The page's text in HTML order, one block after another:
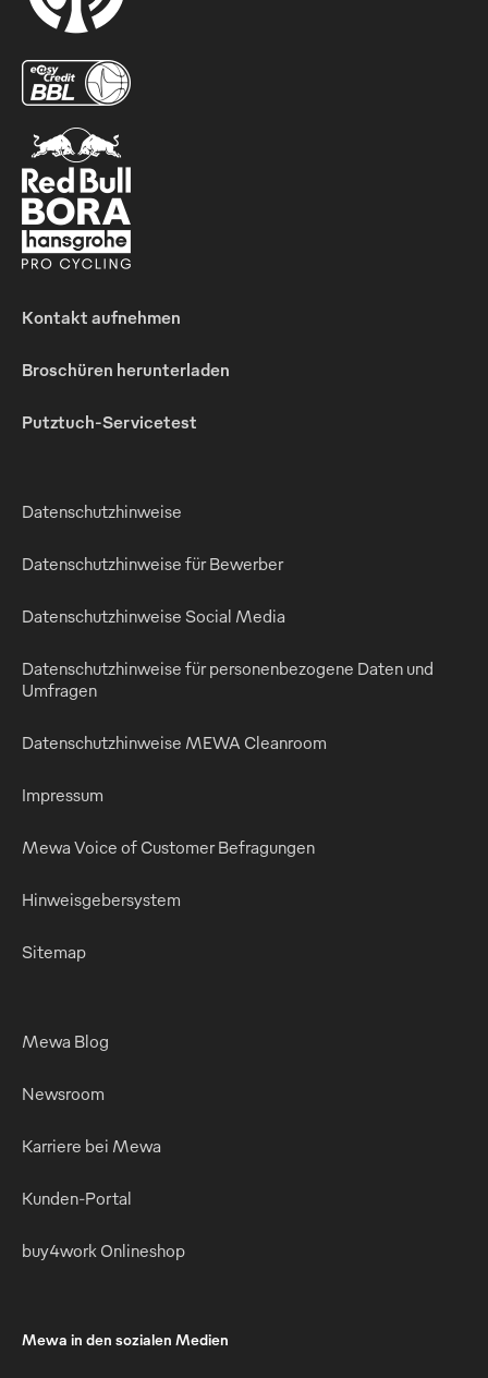
Kontakt aufnehmen
Broschüren herunterladen
Putztuch-Servicetest
Datenschutzhinweise
Datenschutzhinweise für Bewerber
Datenschutzhinweise Social Media
Datenschutzhinweise für personenbezogene Daten und
Umfragen
Datenschutzhinweise MEWA Cleanroom
Impressum
Mewa Voice of Customer Befragungen
Hinweisgebersystem
Sitemap
Mewa Blog
Newsroom
Karriere bei Mewa
Kunden-Portal
buy4work Onlineshop
Mewa in den sozialen Medien